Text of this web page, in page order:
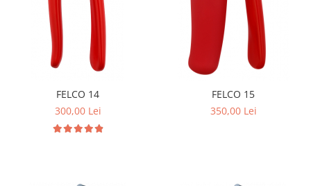
FELCO 14
300,00 Lei
FELCO 15
350,00 Lei